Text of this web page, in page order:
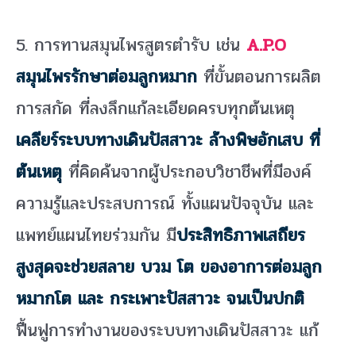
5. การทานสมุนไพรสูตรตำรับ เช่น A.P.O
สมุนไพรรักษาต่อมลูกหมาก ที่ขั้นตอนการผลิต
การสกัด ที่ลงลึกแก้ละเอียดครบทุกต้นเหตุ
เคลียร์ระบบทางเดินปัสสาวะ ล้างพิษอักเสบ ที่
ต้นเหตุ ที่คิดค้นจากผู้ประกอบวิชาชีพที่มีองค์
ความรู้และประสบการณ์ ทั้งแผนปัจจุบัน และ
แพทย์แผนไทยร่วมกัน มีประสิทธิภาพเสถียร
สูงสุดจะช่วยสลาย บวม โต ของอาการต่อมลูก
หมากโต และ กระเพาะปัสสาวะ จนเป็นปกติ
ฟื้นฟูการทำงานของระบบทางเดินปัสสาวะ แก้